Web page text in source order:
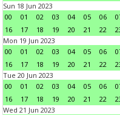
Sun 18 Jun 2023
00
01 02 03 04 05 06
16
17 18 19 20 21 22
Mon 19 Jun 2023
00
01 02 03 04 05 06
16
17 18 19 20 21 22
Tue 20 Jun 2023
00
01 02 03 04 05 06
16
17 18 19 20 21 22
Wed 21 Jun 2023